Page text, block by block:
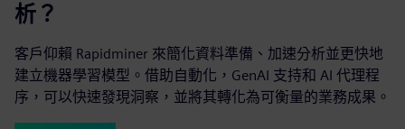
析？
客戶仰賴 Rapidminer 來簡化資料準備、加速分析並更快地
建立機器學習模型。借助自動化，GenAI 支持和 AI 代理程
序，可以快速發現洞察，並將其轉化為可衡量的業務成果。